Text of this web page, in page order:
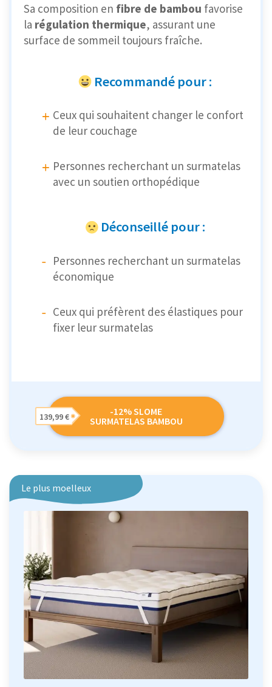
Sa composition en fibre de bambou favorise
la régulation thermique, assurant une
surface de sommeil toujours fraîche.
Recommandé pour :
Ceux qui souhaitent changer le confort
de leur couchage
Personnes recherchant un surmatelas
avec un soutien orthopédique
Déconseillé pour :
Personnes recherchant un surmatelas
économique
Ceux qui préfèrent des élastiques pour
fixer leur surmatelas
-12% SLOME
SURMATELAS BAMBOU
139,99 €
Le plus moelleux